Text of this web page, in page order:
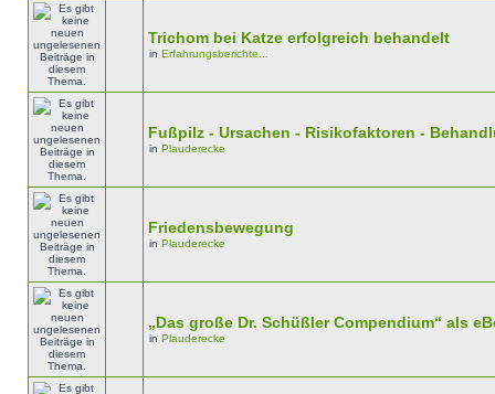
Trichom bei Katze erfolgreich behandelt
in Erfahrungsberichte...
Fußpilz - Ursachen - Risikofaktoren -
in Plauderecke
Friedensbewegung
in Plauderecke
„Das große Dr. Schüßler Compendium“ als
in Plauderecke